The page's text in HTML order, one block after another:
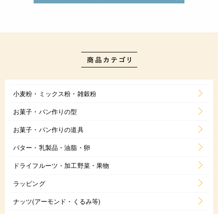
小麦粉・ミックス粉・雑穀粉
お菓子・パン作りの型
お菓子・パン作りの道具
バター・乳製品・油脂・卵
ドライフルーツ・加工野菜・果物
ラッピング
ナッツ(アーモンド・くるみ等)